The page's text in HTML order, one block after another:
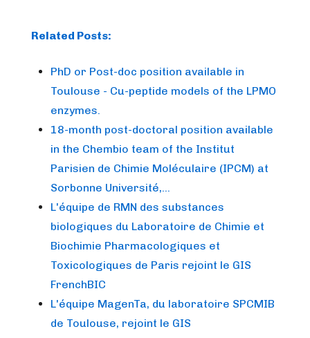
Related Posts:
PhD or Post-doc position available in
Toulouse - Cu-peptide models of the LPMO
enzymes.
18-month post-doctoral position available
in the Chembio team of the Institut
Parisien de Chimie Moléculaire (IPCM) at
Sorbonne Université,…
L'équipe de RMN des substances
biologiques du Laboratoire de Chimie et
Biochimie Pharmacologiques et
Toxicologiques de Paris rejoint le GIS
FrenchBIC
L'équipe MagenTa, du laboratoire SPCMIB
de Toulouse, rejoint le GIS